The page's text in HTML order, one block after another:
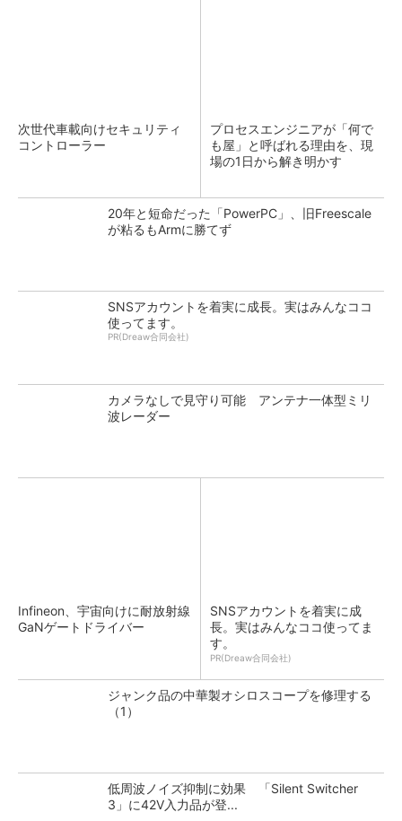
次世代車載向けセキュリティ
コントローラー
プロセスエンジニアが「何で
も屋」と呼ばれる理由を、現
場の1日から解き明かす
20年と短命だった「PowerPC」、旧Freescale
が粘るもArmに勝てず
SNSアカウントを着実に成長。実はみんなココ
使ってます。
PR(Dreaw合同会社)
カメラなしで見守り可能 アンテナ一体型ミリ
波レーダー
Infineon、宇宙向けに耐放射線
GaNゲートドライバー
SNSアカウントを着実に成
長。実はみんなココ使ってま
す。
PR(Dreaw合同会社)
ジャンク品の中華製オシロスコープを修理する
（1）
低周波ノイズ抑制に効果 「Silent Switcher
3」に42V入力品が登...